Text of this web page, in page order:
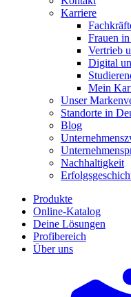
Karriere
Frauen
Vertrieb
Digital
Mein
Unser
Standorte in
Blog
Nachhaltigkeit
Produkte
Online-Katalog
Deine Lösungen
Profibereich
Über uns